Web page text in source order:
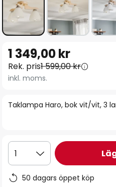
till
början
av
Taklampa Haro, bok vit/vit, 3
1 349,00 kr
Rek. pris1 599,00 kr
inkl. moms.
1
50 dagars öppet köp